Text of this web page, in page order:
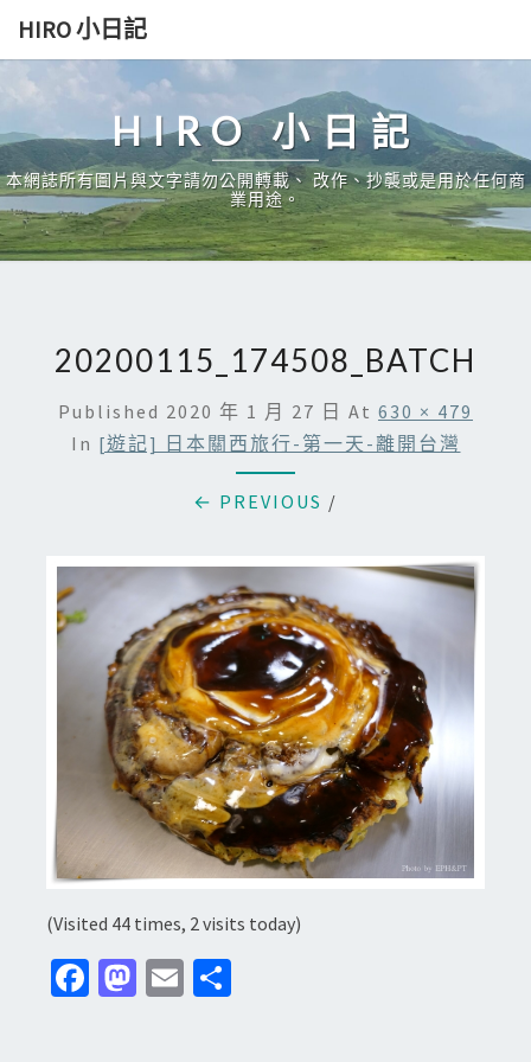
Skip
content
HIRO 小日記
HIRO 小日記
本網誌所有圖片與文字請勿公開轉載、 改作、抄襲或是用於任何商
業用途。
20200115_174508_BATCH
Published 2020 年 1 月 27 日 At 630 × 479
In [遊記] 日本關西旅行-第一天-離開台灣
← PREVIOUS /
(Visited 44 times, 2 visits today)
Fa M E